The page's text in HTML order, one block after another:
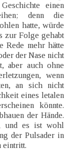
einen
denn die
hatte, würde
zur Folge gehabt
Rede mehr hätte
der Nase nicht
aber auch ohne
wenn
an sich nicht
eines letalen
könnte.
der Hände.
und es ist wohl
der Pulsader in
eintritt.